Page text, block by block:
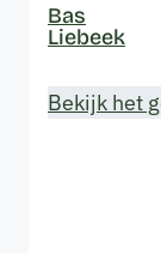
Bas
Liebeek
Bekijk het